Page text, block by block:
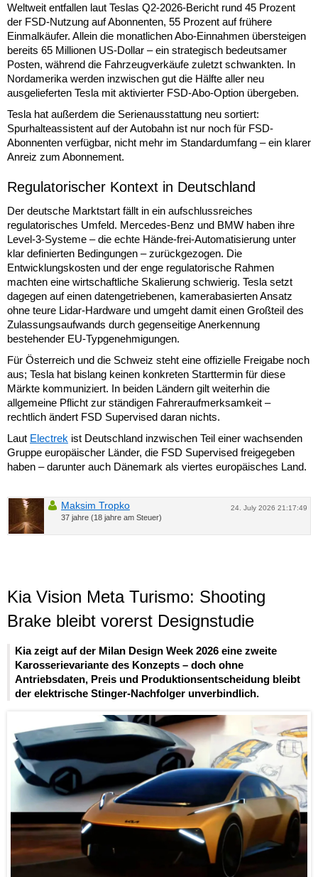
Weltweit entfallen laut Teslas Q2-2026-Bericht rund 45 Prozent
der FSD-Nutzung auf Abonnenten, 55 Prozent auf frühere
Einmalkäufer. Allein die monatlichen Abo-Einnahmen übersteigen
bereits 65 Millionen US-Dollar – ein strategisch bedeutsamer
Posten, während die Fahrzeugverkäufe zuletzt schwankten. In
Nordamerika werden inzwischen gut die Hälfte aller neu
ausgelieferten Tesla mit aktivierter FSD-Abo-Option übergeben.
Tesla hat außerdem die Serienausstattung neu sortiert:
Spurhalteassistent auf der Autobahn ist nur noch für FSD-
Abonnenten verfügbar, nicht mehr im Standardumfang – ein klarer
Anreiz zum Abonnement.
Regulatorischer Kontext in Deutschland
Der deutsche Marktstart fällt in ein aufschlussreiches
regulatorisches Umfeld. Mercedes-Benz und BMW haben ihre
Level-3-Systeme – die echte Hände-frei-Automatisierung unter
klar definierten Bedingungen – zurückgezogen. Die
Entwicklungskosten und der enge regulatorische Rahmen
machten eine wirtschaftliche Skalierung schwierig. Tesla setzt
dagegen auf einen datengetriebenen, kamerabasierten Ansatz
ohne teure Lidar-Hardware und umgeht damit einen Großteil des
Zulassungsaufwands durch gegenseitige Anerkennung
bestehender EU-Typgenehmigungen.
Für Österreich und die Schweiz steht eine offizielle Freigabe noch
aus; Tesla hat bislang keinen konkreten Starttermin für diese
Märkte kommuniziert. In beiden Ländern gilt weiterhin die
allgemeine Pflicht zur ständigen Fahreraufmerksamkeit –
rechtlich ändert FSD Supervised daran nichts.
Laut Electrek ist Deutschland inzwischen Teil einer wachsenden
Gruppe europäischer Länder, die FSD Supervised freigegeben
haben – darunter auch Dänemark als viertes europäisches Land.
24. July 2026 21:17:49
Maksim Tropko
37 jahre (18 jahre am Steuer)
Kia Vision Meta Turismo: Shooting
Brake bleibt vorerst Designstudie
Kia zeigt auf der Milan Design Week 2026 eine zweite
Karosserievariante des Konzepts – doch ohne
Antriebsdaten, Preis und Produktionsentscheidung bleibt
der elektrische Stinger-Nachfolger unverbindlich.